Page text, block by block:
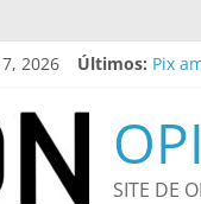
2026 Últimos: Pix
SITE DE